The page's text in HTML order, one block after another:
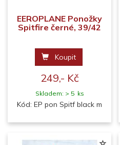
EEROPLANE Ponožky
Spitfire černé, 39/42
Koupit
249,- Kč
Skladem: > 5 ks
Kód: EP pon Spitf black m